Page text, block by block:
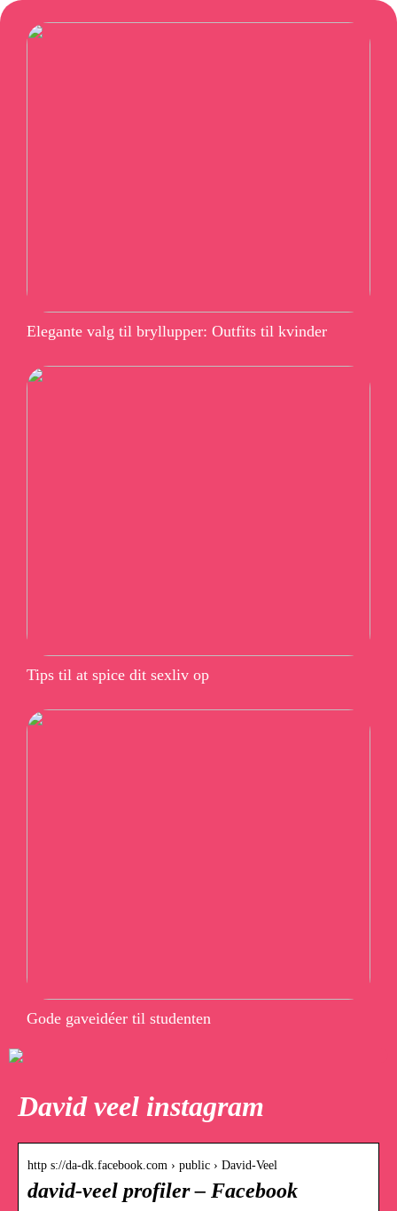
Elegante valg til bryllupper: Outfits til kvinder
Tips til at spice dit sexliv op
Gode gaveidéer til studenten
David veel instagram
http s://da-dk.facebook.com › public › David-Veel
david-veel profiler – Facebook